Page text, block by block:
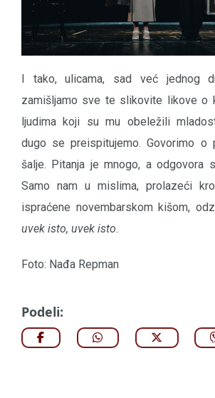
I tako, ulicama, sad već jednog
zamišljamo sve te slikovite likove o
ljudima koji su mu obeležili
dugo se preispitujemo. Govorimo o
šalje. Pitanja je mnogo, a odgovora
Samo nam u mislima, prolazeći
ispraćene novembarskom kišom,
uvek isto, uvek isto.
Foto: Nađa Repman
Podeli: